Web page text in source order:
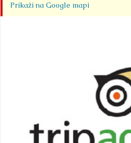
Prikaži na Google mapi